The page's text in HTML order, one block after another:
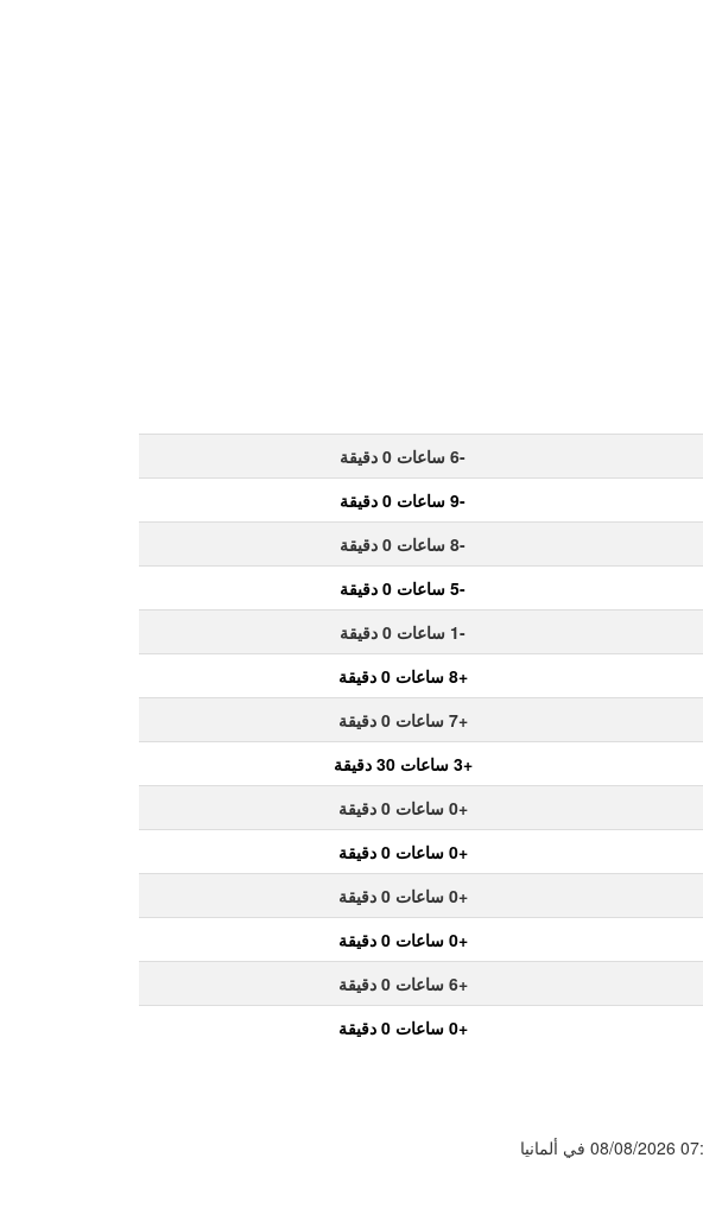
-6 ساعات 0 دقيقة
-9 ساعات 0 دقيقة
-8 ساعات 0 دقيقة
-5 ساعات 0 دقيقة
-1 ساعات 0 دقيقة
+8 ساعات 0 دقيقة
+7 ساعات 0 دقيقة
+3 ساعات 30 دقيقة
+0 ساعات 0 دقيقة
+0 ساعات 0 دقيقة
+0 ساعات 0 دقيقة
+0 ساعات 0 دقيقة
+6 ساعات 0 دقيقة
+0 ساعات 0 دقيقة